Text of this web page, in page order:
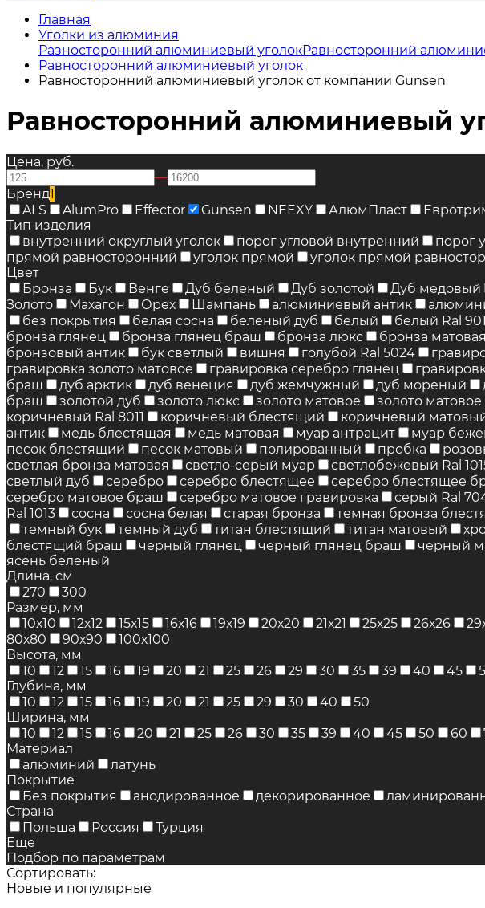
Главная
Уголки из алюминия
Разносторонний алюминиевый уголокРавносторонний
Равносторонний алюминиевый уголок
Равносторонний алюминиевый уголок от компании Gunsen
Равносторонний алюминиевый
Цена, руб.
—
Бренд1
ALS
AlumPro Effector Gunsen NEEXY АлюмПласт
Тип изделия
внутренний округлый уголок
порог угловой внутренний порог
прямой равносторонний
уголок прямой уголок прямой
Цвет
Бронза
Бук Венге Дуб беленый Дуб золотой Дуб медовый
Золото
Махагон Орех Шампань алюминиевый антик
без покрытия
белая сосна беленый дуб белый белый Ral
бронза глянец
бронза глянец браш бронза люкс бронза матовая
бронзовый антик
бук светлый вишня голубой Ral 5024
гравировка золото матовое
гравировка серебро глянец
браш
дуб арктик дуб венеция дуб жемчужный дуб мореный
браш
золотой дуб золото люкс золото матовое золото
коричневый Ral 8011
коричневый блестящий коричневый
антик
медь блестящая медь матовая муар антрацит муар
песок блестящий
песок матовый полированный пробка
светлая бронза матовая
светло-серый муар светлобежевый Ral
светлый дуб
серебро серебро блестящее серебро блестящее
серебро матовое браш
серебро матовое гравировка серый Ral
Ral 1013
сосна сосна белая старая бронза темная бронза
темный бук
темный дуб титан блестящий титан матовый
блестящий браш
черный глянец черный глянец браш черный
ясень беленый
Длина, см
270
300
Размер, мм
10х10
12х12 15х15 16х16 19х19 20х20 21х21 25х25 26х26
80х80
90х90
100х100
Высота, мм
10
12 15 16 19 20 21 25 26 29 30 35 39 40 45
Глубина, мм
10
12 15 16 19 20 21 25 29 30 40
50
Ширина, мм
10
12 15 16 20 21 25 26 30 35 39 40 45 50 60
Материал
алюминий
латунь
Покрытие
Без покрытия
анодированное декорированное
Страна
Польша
Россия
Турция
Еще
Подбор по параметрам
Сортировать:
Новые и популярные